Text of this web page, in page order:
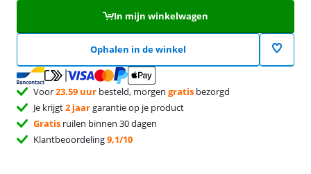
In mijn winkelwagen
Ophalen in de winkel
Voor23.59 uur besteld, morgen gratis bezorgd
Je krijgt2 jaargarantie op je product
Gratis ruilen binnen 30 dagen
Klantbeoordeling9,1/10